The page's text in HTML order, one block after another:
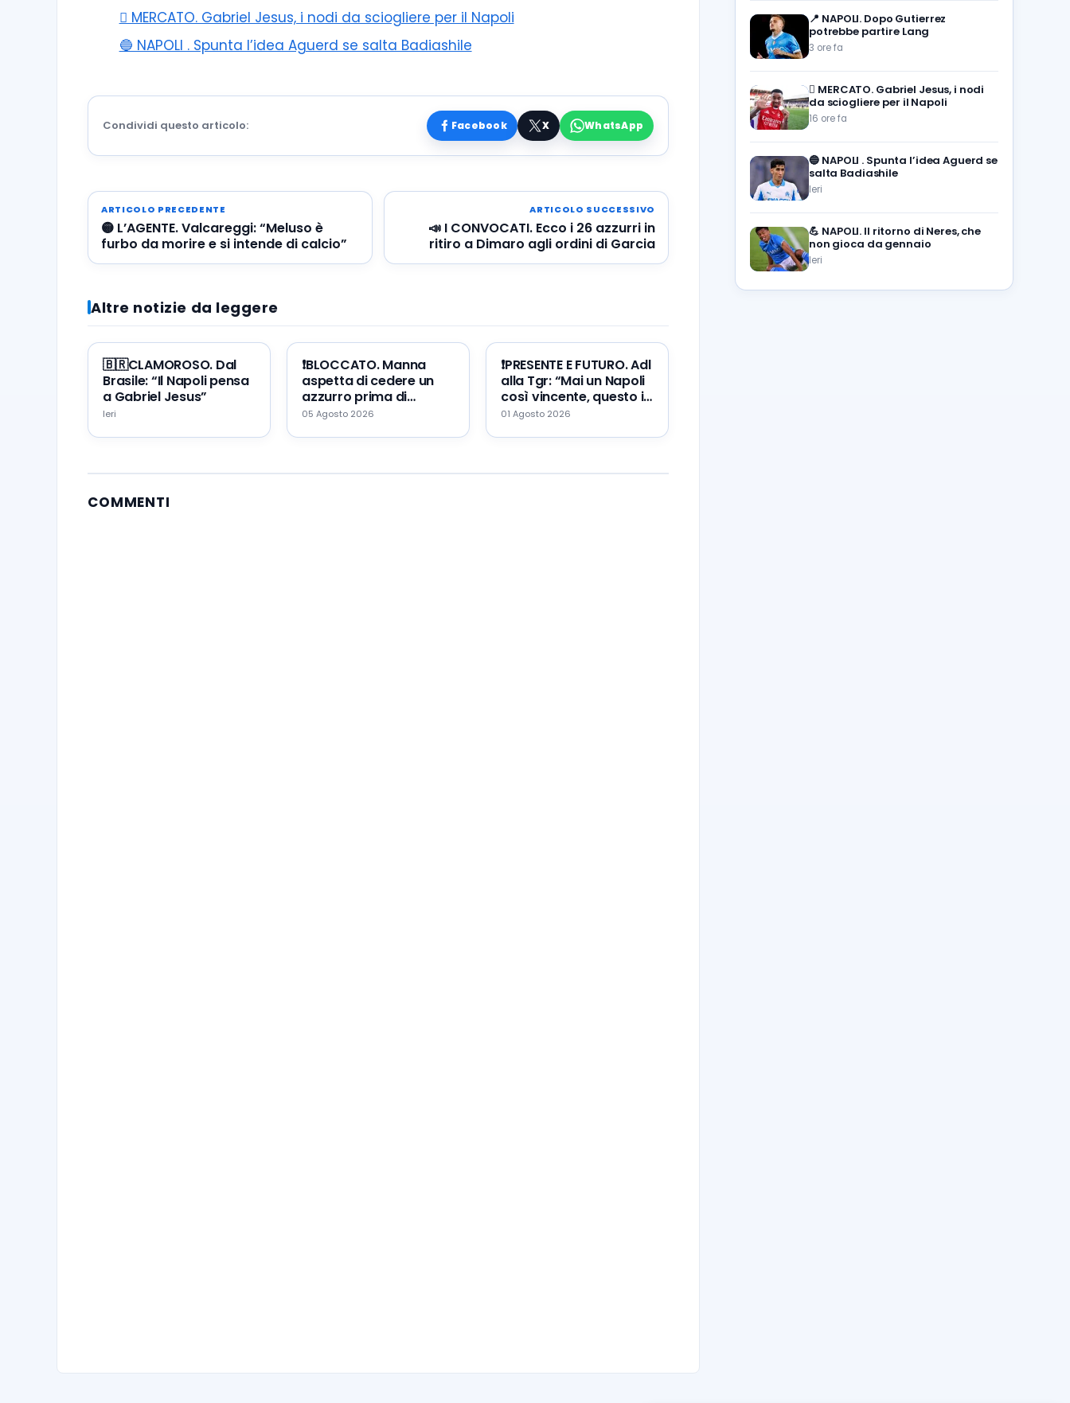
🪎 MERCATO. Gabriel Jesus, i nodi da sciogliere per il Napoli
🔵 NAPOLI . Spunta l’idea Aguerd se salta Badiashile
Condividi questo articolo: Facebook X WhatsApp
ARTICOLO PRECEDENTE
🟡 L’AGENTE. Valcareggi: “Meluso è
furbo da morire e si intende di calcio”
ARTICOLO SUCCESSIVO
📣 I CONVOCATI. Ecco i 26 azzurri in
ritiro a Dimaro agli ordini di Garcia
Altre notizie da leggere
🇧🇷CLAMOROSO. Dal
Brasile: “Il Napoli pensa
a Gabriel Jesus”
Ieri
❗️BLOCCATO. Manna
aspetta di cedere un
azzurro prima di
portare Zeballos al
05 Agosto 2026
❗️PRESENTE E FUTURO. Adl
alla Tgr: “Mai un Napoli
così vincente, questo il
mio errore ed il mio
01 Agosto 2026
COMMENTI
📍 NAPOLI. Dopo Gutierrez
potrebbe partire Lang
3 ore fa
🪎 MERCATO. Gabriel Jesus, i nodi
da sciogliere per il Napoli
16 ore fa
🔵 NAPOLI . Spunta l’idea Aguerd se
salta Badiashile
Ieri
💪 NAPOLI. Il ritorno di Neres, che
non gioca da gennaio
Ieri